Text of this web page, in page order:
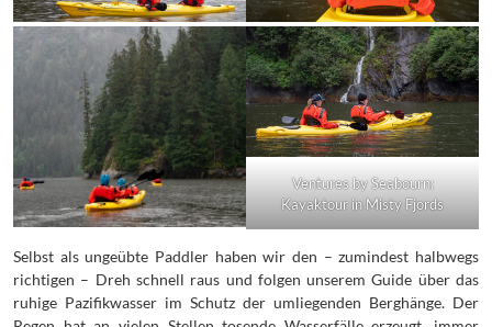
Ventures by Seabourn:
Kayaktour in Misty Fjords
Selbst als ungeübte Paddler haben wir den – zumindest halbwegs
richtigen – Dreh schnell raus und folgen unserem Guide über das
ruhige Pazifikwasser im Schutz der umliegenden Berghänge. Der